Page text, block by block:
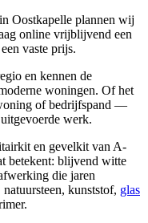
Oostkapelle plannen wij
online vrijblijvend een
vaste prijs.
en kennen de
woningen. Of het
of bedrijfspand —
werk.
en gevelkit van A-
betekent: blijvend witte
die jaren
kunststof, glas